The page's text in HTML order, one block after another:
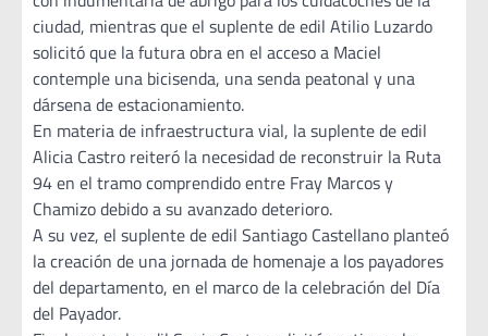
ciudad, mientras que el suplente de edil Atilio Luzardo
solicitó que la futura obra en el acceso a Maciel
contemple una bicisenda, una senda peatonal y una
dársena de estacionamiento.
En materia de infraestructura vial, la suplente de edil
Alicia Castro reiteró la necesidad de reconstruir la Ruta
94 en el tramo comprendido entre Fray Marcos y
Chamizo debido a su avanzado deterioro.
A su vez, el suplente de edil Santiago Castellano planteó
la creación de una jornada de homenaje a los payadores
del departamento, en el marco de la celebración del Día
del Payador.